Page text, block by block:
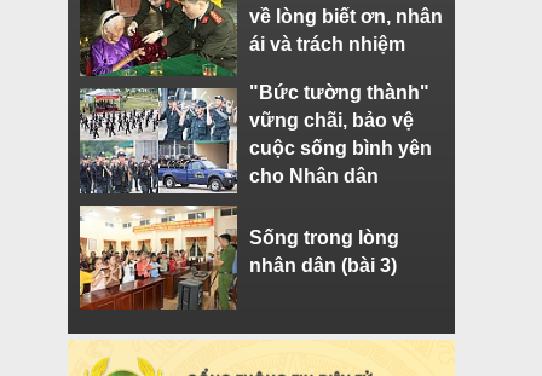
về lòng biết ơn, nhân
ái và trách nhiệm
"Bức tường thành"
vững chãi, bảo vệ
cuộc sống bình yên
cho Nhân dân
Sống trong lòng
nhân dân (bài 3)